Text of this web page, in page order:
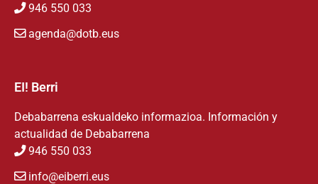
946 550 033
agenda@dotb.eus
EI! Berri
Debabarrena eskualdeko informazioa. Información y
actualidad de Debabarrena
946 550 033
info@eiberri.eus